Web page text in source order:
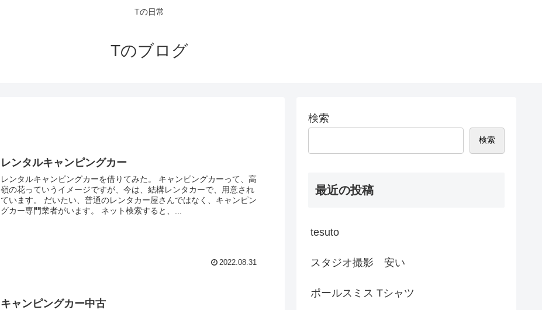
Tの日常
Tのブログ
レンタルキャンピングカー
レンタルキャンピングカーを借りてみた。 キャンピングカーって、高
嶺の花っていうイメージですが、今は、結構レンタカーで、用意され
ています。 だいたい、普通のレンタカー屋さんではなく、キャンピン
グカー専門業者がいます。 ネット検索すると、...
2022.08.31
キャンピングカー中古
検索
検索
最近の投稿
tesuto
スタジオ撮影 安い
ポールスミス Tシャツ